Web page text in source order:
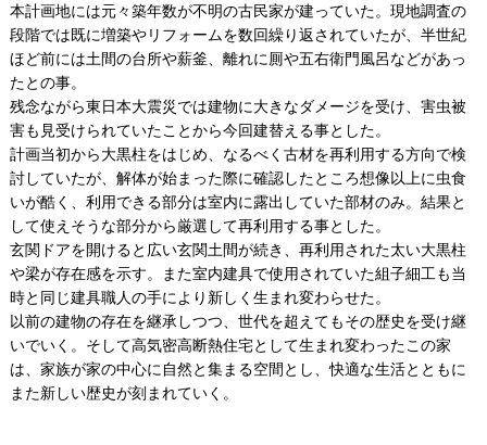
本計画地には元々築年数が不明の古民家が建っていた。現地調査の
段階では既に増築やリフォームを数回繰り返されていたが、半世紀
ほど前には土間の台所や薪釜、離れに厠や五右衛門風呂などがあっ
たとの事。
残念ながら東日本大震災では建物に大きなダメージを受け、害虫被
害も見受けられていたことから今回建替える事とした。
計画当初から大黒柱をはじめ、なるべく古材を再利用する方向で検
討していたが、解体が始まった際に確認したところ想像以上に虫食
いが酷く、利用できる部分は室内に露出していた部材のみ。結果と
して使えそうな部分から厳選して再利用する事とした。
玄関ドアを開けると広い玄関土間が続き、再利用された太い大黒柱
や梁が存在感を示す。また室内建具で使用されていた組子細工も当
時と同じ建具職人の手により新しく生まれ変わらせた。
以前の建物の存在を継承しつつ、世代を超えてもその歴史を受け継
いでいく。そして高気密高断熱住宅として生まれ変わったこの家
は、家族が家の中心に自然と集まる空間とし、快適な生活とともに
また新しい歴史が刻まれていく。